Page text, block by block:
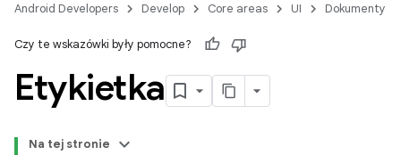
Android Developers Develop Core areas UI Dokumenty
Czy te wskazówki były pomocne?
Etykietka
Na tej stronie